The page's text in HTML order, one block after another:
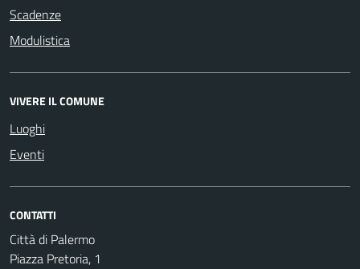
Scadenze
Modulistica
VIVERE IL COMUNE
Luoghi
Eventi
CONTATTI
Città di Palermo
Piazza Pretoria, 1